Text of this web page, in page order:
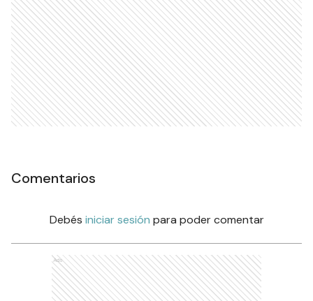
Comentarios
Debés iniciar sesión para poder comentar
Ads